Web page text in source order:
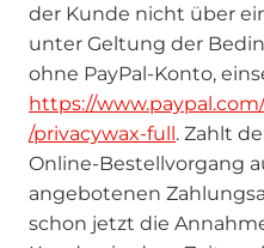
der Kunde nicht über
unter Geltung der
ohne PayPal-Konto,
https://www.paypal.com
/privacywax-full. Zahlt
Online-Bestellvorgang
angebotenen
schon jetzt die